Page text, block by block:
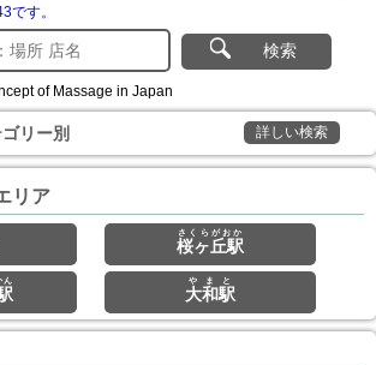
です。
検索
of Massage in Japan
リー別 詳しい検索
リア
桜ヶ丘駅
さくらがおか
大和駅
やまと